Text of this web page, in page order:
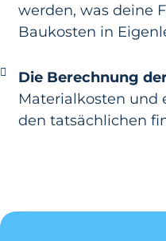
werden, was deine
Baukosten in
Die Berechnung
Materialkosten und
den tatsächlichen